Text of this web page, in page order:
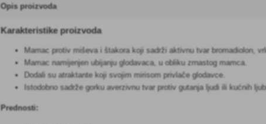
Opis proizvoda
Karakteristike proizvoda
Mamac protiv miševa i štakora koji sadrži aktivnu tvar bromadiolon,
Mamac namijenjen ubijanju glodavaca, u obliku zrnastog mamca.
Dodali su atraktante koji svojim mirisom privlače glodavce.
Istodobno sadrže gorku averzivnu tvar protiv gutanja ljudi ili kućnih
Prednosti: